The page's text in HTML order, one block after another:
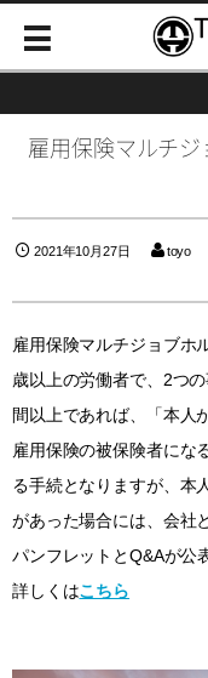
雇用保険マルチ
2021年10月27日 toyo
雇用保険マルチジョブホ
歳以上の労働者で、2つ
間以上であれば、「本人
雇用保険の被保険者にな
る手続となりますが、本
があった場合には、会社
パンフレットとQ&Aが公
詳しくはこちら